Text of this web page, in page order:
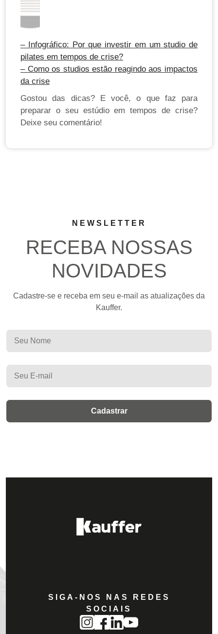
– Infográfico: Por que investir em um studio de
pilates em tempos de crise?
– Como os studios estão reagindo aos impactos
da crise
Gostou das dicas? E você, o que faz para
preparar o seu estúdio em tempos de crise?
Deixe seu comentário!
NEWSLETTER
RECEBA NOSSAS
NOVIDADES
Cadastre-se e receba em seu e-mail as atualizações da
Kauffer.
SIGA-NOS NAS REDES
SOCIAIS